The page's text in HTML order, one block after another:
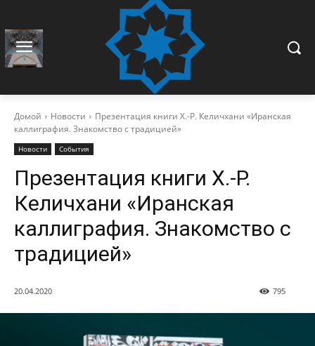
Домой Новости
Презентация книги Х.-Р. Келичхани «Иранская
каллиграфия. Знакомство с традицией»
Новости События
Презентация книги Х.-Р.
Келичхани «Иранская
каллиграфия. Знакомство с
традицией»
20.04.2020 795